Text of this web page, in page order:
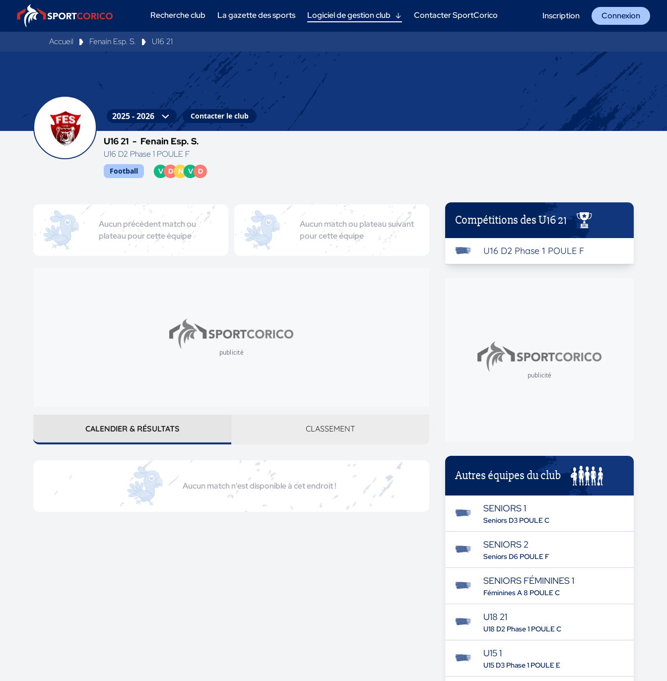
Recherche club La gazette des sports Logiciel de gestion club Contacter SportCorico Inscription Connexion
Accueil Fenain Esp. S. U16 21
Contacter le club
U16 21 - Fenain Esp. S.
U16 D2 Phase 1 POULE F
Football V D N V D
Aucun précédent match ou
plateau pour cette équipe
Aucun match ou plateau suivant
pour cette équipe
publicité
CALENDIER & RÉSULTATS CLASSEMENT
Aucun match n'est disponible à cet endroit !
Compétitions des U16 21
U16 D2 Phase 1 POULE F
publicité
Autres équipes du club
SENIORS 1
Seniors D3 POULE C
SENIORS 2
Seniors D6 POULE F
SENIORS FÉMININES 1
Féminines A 8 POULE C
U18 21
U18 D2 Phase 1 POULE C
U15 1
U15 D3 Phase 1 POULE E